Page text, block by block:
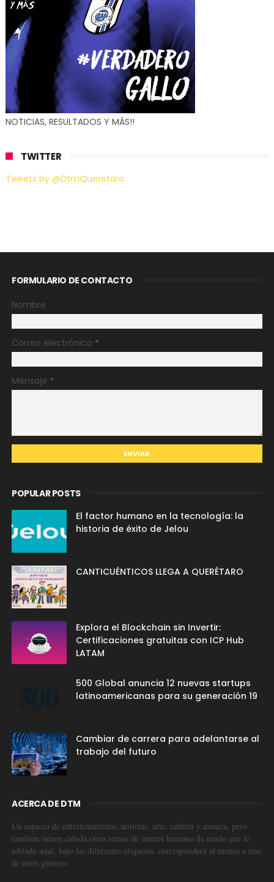
NOTICIAS, RESULTADOS Y MÁS!!
TWITTER
Tweets by @DtmQueretaro
FORMULARIO DE CONTACTO
Nombre
Correo electrónico *
Mensaje *
POPULAR POSTS
El factor humano en la tecnología: la
historia de éxito de Jelou
CANTICUÉNTICOS LLEGA A QUERÉTARO
Explora el Blockchain sin Invertir:
Certificaciones gratuitas con ICP Hub
LATAM
500 Global anuncia 12 nuevas startups
latinoamericanas para su generación 19
Cambiar de carrera para adelantarse al
trabajo del futuro
ACERCA DE DTM
Un espacio de entretenimiento, noticias, arte, cultura y música, pero
también tienen cabida otros temas de interés humano de modo que lo
editado aquí, bajo las diferentes etiquetas, corresponderá al menos a uno
de estos géneros.